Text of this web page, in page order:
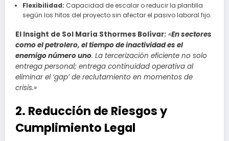
Flexibilidad: Capacidad de escalar o reducir la plantilla
según los hitos del proyecto sin afectar el pasivo laboral fijo.
El Insight de Sol María Sthormes Bolívar: «En sectores
como el petrolero, el tiempo de inactividad es el
enemigo número uno. La tercerización eficiente no solo
entrega personal; entrega continuidad operativa al
eliminar el ‘gap’ de reclutamiento en momentos de
crisis.»
2. Reducción de Riesgos y
Cumplimiento Legal